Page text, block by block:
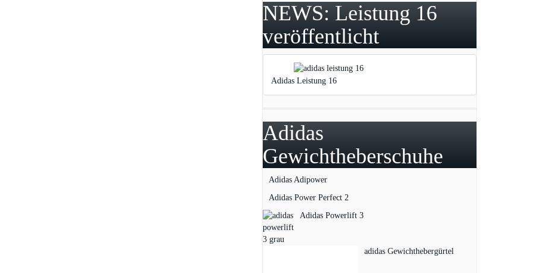
NEWS: Leistung 16
veröffentlicht
Adidas Leistung 16
Adidas
Gewichtheberschuhe
Adidas Adipower
Adidas Power Perfect 2
Adidas Powerlift 3
adidas Gewichthebergürtel